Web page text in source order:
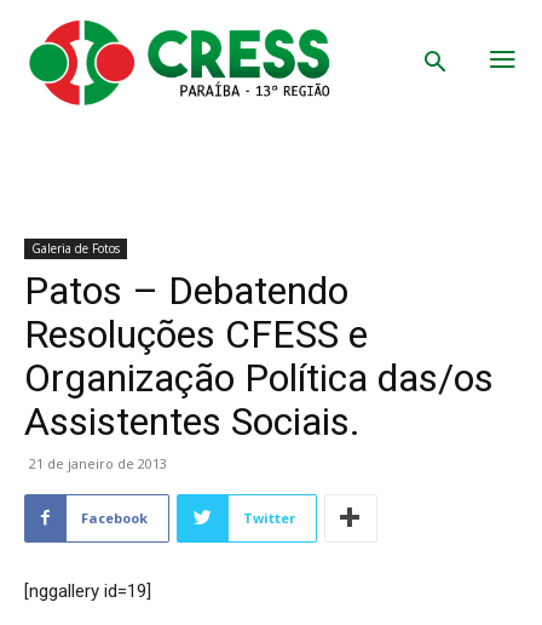
Galeria de Fotos
Patos – Debatendo
Resoluções CFESS e
Organização Política das/os
Assistentes Sociais.
21 de janeiro de 2013
Facebook Twitter
[nggallery id=19]